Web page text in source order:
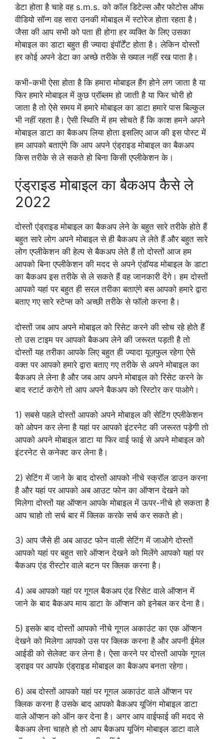
डेटा होता है चाहे वह s.m.s. को कॉल डिटेल्स और फोटोस ऑफ
वीडियो सॉन्ग वह सारा उनकी मोबाइल में स्टोरेज होता रहता है।
जैसा की आप सभी को पता ही होगा हर व्यक्ति के लिए उसका
मोबाइल का डाटा बहुत ही ज्यादा इंपॉर्टेंट होता है। लेकिन दोस्तों
हर कोई अपने डेटा का अच्छे तरीके से ख्याल नहीं रख पाता है।
कभी-कभी ऐसा होता है कि हमारा मोबाइल हैंग होने लग जाता है या
फिर हमारे मोबाइल में कुछ प्रॉब्लम हो जाती है या फिर चोरी हो
जाता है तो ऐसे समय में हमारे मोबाइल का डाटा हमारे पास बिल्कुल
भी नहीं रहता है। ऐसी स्थिति में हम सोचते हैं कि काश हमने अपने
मोबाइल डाटा का बैकअप लिया होता इसलिए आज की इस पोस्ट में
हम आपको बताएंगे कि आप अपने एंड्राइड मोबाइल का बैकअप
किस तरीके से ले सकते हो बिना किसी एप्लीकेशन के।
एंड्राइड मोबाइल का बैकअप कैसे ले
2022
दोस्तों एंड्राइड मोबाइल का बैकअप लेने के बहुत सारे तरीके होते हैं
बहुत सारे लोग अपने मोबाइल से ही बैकअप ले लेते हैं और बहुत सारे
लोग एप्लीकेशन की हेल्प से बैकअप लेते हैं तो दोस्तों आज हम
आपको बिना एप्लीकेशन की मदद से अपने एंडॉयड मोबाइल के डाटा
का बैकअप इस तरीके से ले सकते हैं वह जानकारी देंगे। हम दोस्तों
आपको यहां पर बहुत ही सरल तरीका बताएंगे बस आपको हमारे द्वारा
बताए गए सारे स्टेप्स को अच्छी तरीके से फॉलो करना है।
दोस्तों जब आप अपने मोबाइल को रिसेट करने की सोच रहे होते हैं
तो उस टाइम पर आपको बैकअप लेने की जरूरत पड़ती है तो
दोस्तों यह तरीका आपके लिए बहुत ही ज्यादा यूज़फुल रहेगा ऐसे
वक्त पर आपको हमारे द्वारा बताए गए तरीके से अपने मोबाइल का
बैकअप ले लेना है और जब आप अपने मोबाइल को रिसेट करने के
बाद स्टार्ट करोगे तो आप अपने बैकअप को रिस्टोर कर पाओगे।
1) सबसे पहले दोस्तों आपको अपने मोबाइल की सेटिंग एप्लीकेशन
को ओपन कर लेना है यहां पर आपको इंटरनेट की जरूरत पड़ेगी तो
आपको अपने मोबाइल डाटा या फिर वाई फाई से अपने मोबाइल को
इंटरनेट से कनेक्ट कर लेना है।
2) सेटिंग में जाने के बाद दोस्तों आपको नीचे स्क्रॉल डाउन करना
है और यहां पर आपको अब आउट फोन का ऑप्शन देखने को
मिलेगा दोस्तों यह ऑप्शन आपके मोबाइल में ऊपर-नीचे हो सकता है
आप चाहो तो सर्च बार में क्लिक करके सर्च कर सकते हो।
3) आप जैसे ही अब आउट फोन वाली सेटिंग में जाओगे दोस्तों
आपको यहां पर बहुत सारे ऑप्शन देखने को मिलेंगे आपको यहां पर
बैकअप एंड रीस्टोर वाले बटन पर क्लिक करना है।
4) अब आपको यहां पर गूगल बैकअप एंड रिसेट वाले ऑप्शन में
जाने के बाद बैकअप माय डाटा के ऑप्शन को इनेबल कर देना है।
5) इसके बाद दोस्तों आपको नीचे गूगल अकाउंट का एक ऑप्शन
देखने को मिलेगा आपको उस पर क्लिक करना है और अपनी ईमेल
आईडी को सेलेक्ट कर लेना है। ऐसा करने पर दोस्तों आपके गूगल
ड्राइव पर आपके एंड्राइड मोबाइल का बैकअप बनता रहेगा।
6) अब दोस्तों आपको यहां पर गूगल अकाउंट वाले ऑप्शन पर
क्लिक करना है उसके बाद आपको बैकअप यूजिंग मोबाइल डाटा
वाले ऑप्शन को ऑन कर देना है। अगर आप वाईफाई की मदद से
बैकअप लेना चाहते हो तो आप बैकअप यूजिंग मोबाइल डाटा वाले